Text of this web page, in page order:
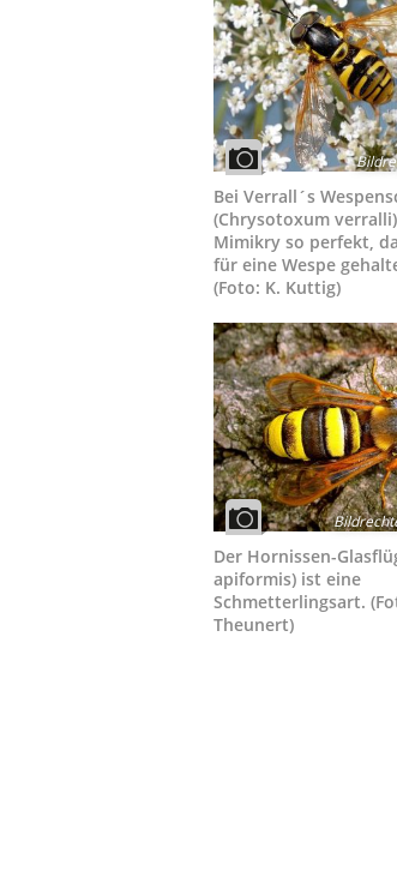
Bei Verrall´s
(Chrysotoxum
Mimikry so perfekt,
für eine Wespe
(Foto: K. Kuttig)
Der Hornissen-
apiformis) ist eine
Schmetterlingsart.
Theunert)